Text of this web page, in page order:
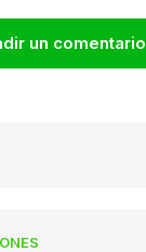
un comentario